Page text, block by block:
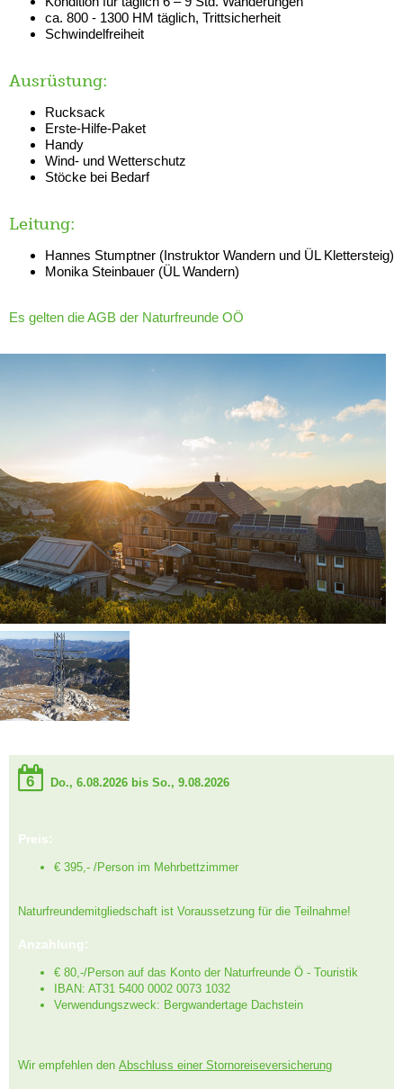
ca. 800 - 1300 HM täglich, Trittsicherheit
Schwindelfreiheit
Ausrüstung:
Rucksack
Erste-Hilfe-Paket
Handy
Wind- und Wetterschutz
Stöcke bei Bedarf
Leitung:
Hannes Stumptner (Instruktor Wandern und ÜL Klettersteig)
Monika Steinbauer (ÜL Wandern)
Es gelten die AGB der Naturfreunde OÖ
6 Do., 6.08.2026 bis So., 9.08.2026
Preis:
€ 395,- /Person im Mehrbettzimmer
Naturfreundemitgliedschaft ist Voraussetzung für die Teilnahme!
Anzahlung:
€ 80,-/Person auf das Konto der Naturfreunde Ö - Touristik
IBAN: AT31 5400 0002 0073 1032
Verwendungszweck: Bergwandertage Dachstein
Wir empfehlen den Abschluss einer Stornoreiseversicherung